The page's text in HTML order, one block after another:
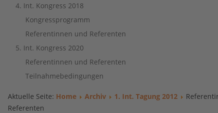
4. Int. Kongress 2018
Kongressprogramm
Referentinnen und Referenten
5. Int. Kongress 2020
Referentinnen und Referenten
Teilnahmebedingungen
Aktuelle Seite: Home Archiv 1. Int. Tagung 2012
Referenten